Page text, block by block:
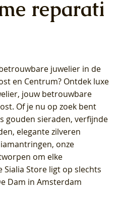
reparati
juwelier in de
en Centrum? Ontdek luxe
jouw betrouwbare
. Of je nu op zoek bent
gouden sieraden, verfijnde
elegante zilveren
onze
om elke
Sialia Store ligt op slechts
Dam in Amsterdam